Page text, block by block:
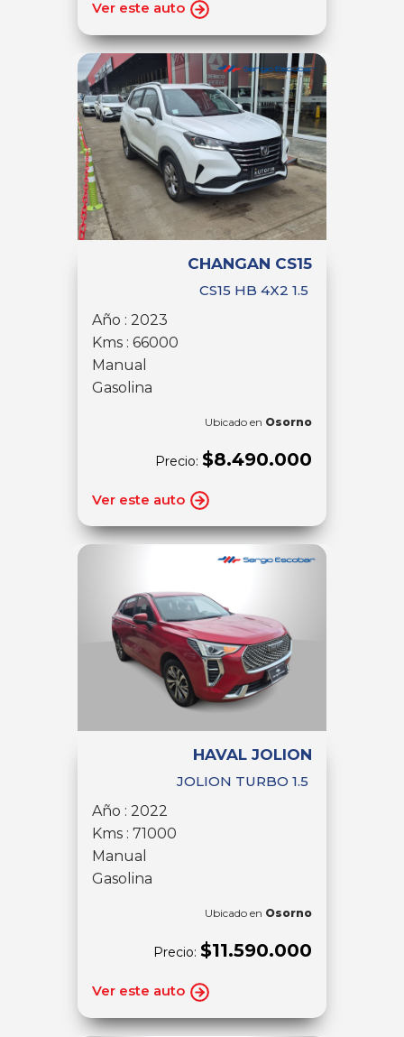
Ver este auto
CHANGAN CS15
CS15 HB 4X2 1.5
Año : 2023
Kms : 66000
Manual
Gasolina
Ubicado en Osorno
Precio: $8.490.000
Ver este auto
HAVAL JOLION
JOLION TURBO 1.5
Año : 2022
Kms : 71000
Manual
Gasolina
Ubicado en Osorno
Precio: $11.590.000
Ver este auto